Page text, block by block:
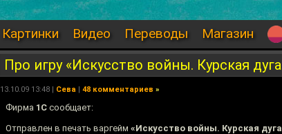
Картинки Видео Переводы Магазин
Про игру «Искусство войны. Курская
13.10.09 13:48 | Сева | 48 комментариев »
Фирма 1С сообщает:
Отправлен в печать варгейм «Искусство войны. Курская